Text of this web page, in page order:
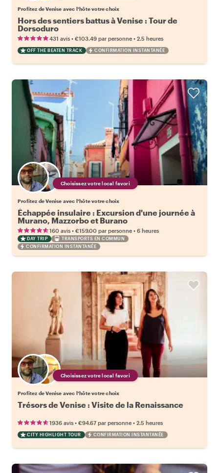
Profitez de Venise avec l'hôte votre choix
Hors des sentiers battus à Venise : Tour de
Dorsoduro
431 avis • €103.49 par personne • 2.5 heures
OFF THE BEATEN TRACK CONFIRMATION INSTANTANÉE
Choisissez votre local favori
Profitez de Venise avec l'hôte votre choix
Échappée insulaire : Excursion d'une journée à
Murano, Mazzorbo et Burano
160 avis • €159.00 par personne • 6 heures
DAY TRIP
TRANSPORTS EN COMMUN
CONFIRMATION INSTANTANÉE
Choisissez votre local favori
Profitez de Venise avec l'hôte votre choix
Trésors de Venise : Visite de la Renaissance
1936 avis • €94.67 par personne • 2.5 heures
CITY HIGHLIGHT TOUR CONFIRMATION INSTANTANÉE